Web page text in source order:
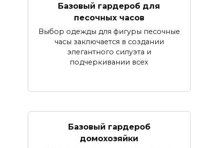
Базовый гардероб для
песочных часов
Выбор одежды для фигуры песочные
часы заключается в создании
элегантного силуэта и
подчеркивании всех
Базовый гардероб
домохозяйки